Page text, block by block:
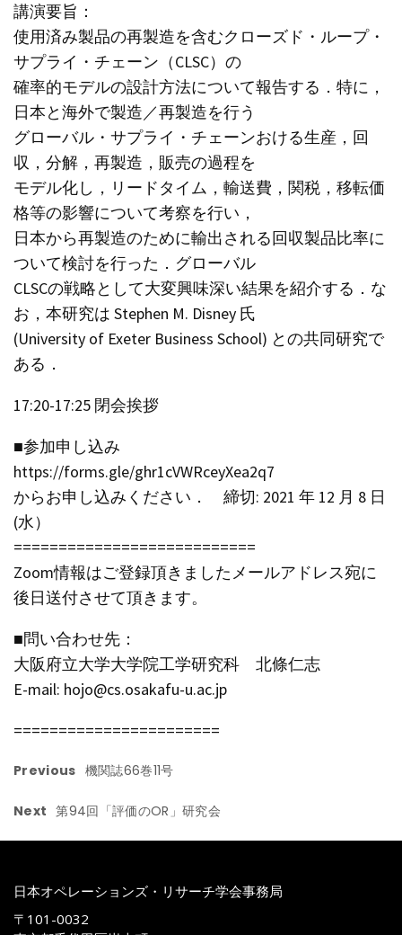
講演要旨：
使用済み製品の再製造を含むクローズド・ループ・
サプライ・チェーン（CLSC）の
確率的モデルの設計方法について報告する．特に，
日本と海外で製造／再製造を行う
グローバル・サプライ・チェーンおける生産，回
収，分解，再製造，販売の過程を
モデル化し，リードタイム，輸送費，関税，移転価
格等の影響について考察を行い，
日本から再製造のために輸出される回収製品比率に
ついて検討を行った．グローバル
CLSCの戦略として大変興味深い結果を紹介する．な
お，本研究は Stephen M. Disney 氏
(University of Exeter Business School) との共同研究で
ある．
17:20-17:25 閉会挨拶
■参加申し込み
https://forms.gle/ghr1cVWRceyXea2q7
からお申し込みください． 締切: 2021 年 12 月 8 日
(水）
===========================
Zoom情報はご登録頂きましたメールアドレス宛に
後日送付させて頂きます。
■問い合わせ先：
大阪府立大学大学院工学研究科 北條仁志
E-mail: hojo@cs.osakafu-u.ac.jp
=======================
Previous 機関誌66巻11号
Next 第94回「評価のOR」研究会
日本オペレーションズ・リサーチ学会事務局
〒101-0032